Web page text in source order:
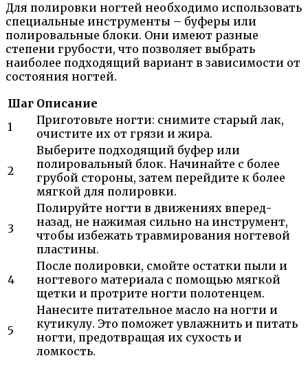
Для полировки ногтей необходимо использовать
специальные инструменты – буферы или
полировальные блоки. Они имеют разные
степени грубости, что позволяет выбрать
наиболее подходящий вариант в зависимости от
состояния ногтей.
Шаг Описание
1
Приготовьте ногти: снимите старый лак,
очистите их от грязи и жира.
2
Выберите подходящий буфер или
полировальный блок. Начинайте с более
грубой стороны, затем перейдите к более
мягкой для полировки.
3
Полируйте ногти в движениях вперед-
назад, не нажимая сильно на инструмент,
чтобы избежать травмирования ногтевой
пластины.
4
После полировки, смойте остатки пыли и
ногтевого материала с помощью мягкой
щетки и протрите ногти полотенцем.
5
Нанесите питательное масло на ногти и
кутикулу. Это поможет увлажнить и питать
ногти, предотвращая их сухость и
ломкость.